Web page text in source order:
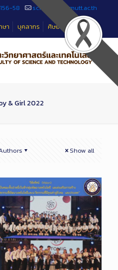
58
sciteched@rmutt.ac.th
า บุคลากร ศิษย์เก่า
& Girl 2022
Show all